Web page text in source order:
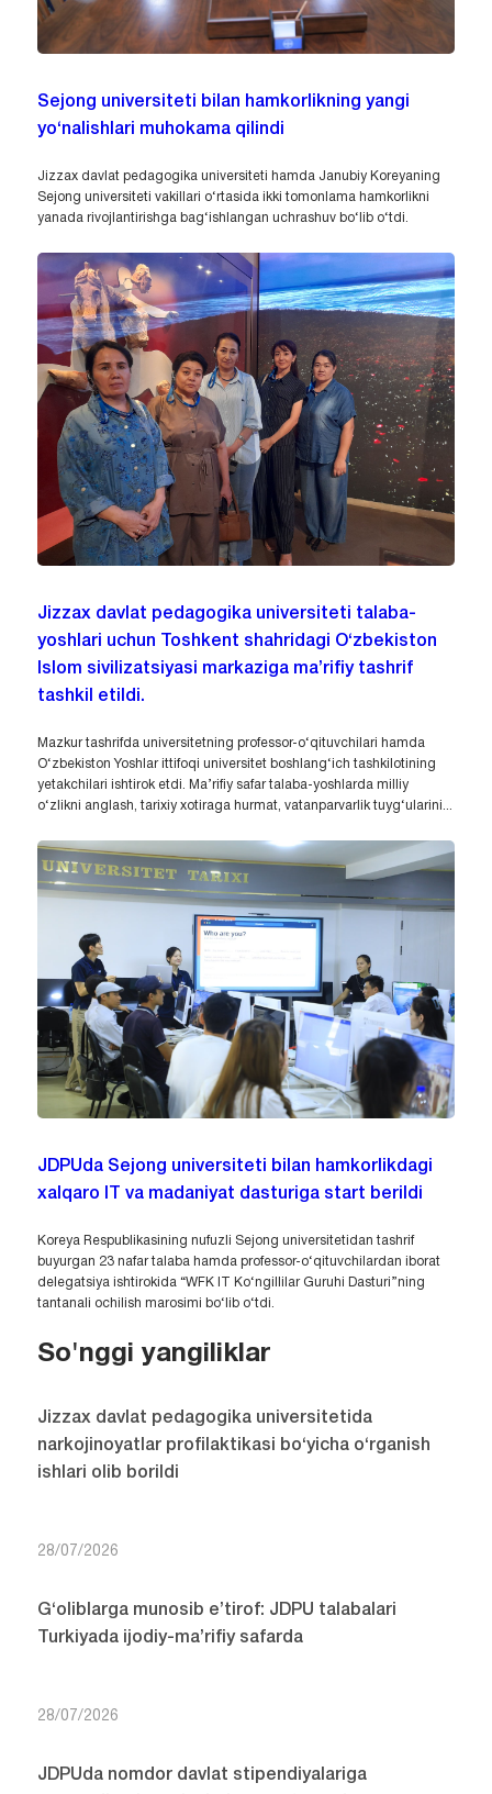
Sejong universiteti bilan hamkorlikning yangi
yo‘nalishlari muhokama qilindi
Jizzax davlat pedagogika universiteti hamda Janubiy Koreyaning
Sejong universiteti vakillari o‘rtasida ikki tomonlama hamkorlikni
yanada rivojlantirishga bag‘ishlangan uchrashuv bo‘lib o‘tdi.
Jizzax davlat pedagogika universiteti talaba-
yoshlari uchun Toshkent shahridagi O‘zbekiston
Islom sivilizatsiyasi markaziga ma’rifiy tashrif
tashkil etildi.
Mazkur tashrifda universitetning professor-o‘qituvchilari hamda
O‘zbekiston Yoshlar ittifoqi universitet boshlang‘ich tashkilotining
yetakchilari ishtirok etdi. Ma’rifiy safar talaba-yoshlarda milliy
o‘zlikni anglash, tarixiy xotiraga hurmat, vatanparvarlik tuyg‘ularini...
JDPUda Sejong universiteti bilan hamkorlikdagi
xalqaro IT va madaniyat dasturiga start berildi
Koreya Respublikasining nufuzli Sejong universitetidan tashrif
buyurgan 23 nafar talaba hamda professor-o‘qituvchilardan iborat
delegatsiya ishtirokida “WFK IT Ko‘ngillilar Guruhi Dasturi”ning
tantanali ochilish marosimi bo‘lib o‘tdi.
So'nggi yangiliklar
Jizzax davlat pedagogika universitetida
narkojinoyatlar profilaktikasi bo‘yicha o‘rganish
ishlari olib borildi
28/07/2026
G‘oliblarga munosib e’tirof: JDPU talabalari
Turkiyada ijodiy-ma’rifiy safarda
28/07/2026
JDPUda nomdor davlat stipendiyalariga